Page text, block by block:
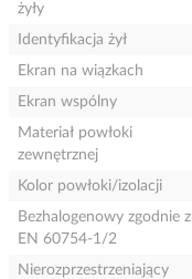
żyły
Identyfikacja żył
Ekran na wiązkach
Ekran wspólny
Materiał powłoki
zewnętrznej
Kolor powłoki/izolacji
Bezhalogenowy zgodnie z
EN 60754-1/2
Nierozprzestrzeniający